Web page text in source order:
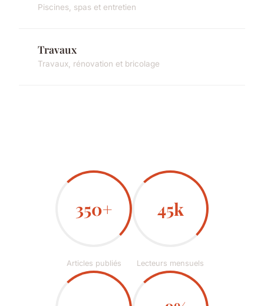
Piscines, spas et entretien
Travaux
Travaux, rénovation et bricolage
350+
Articles publiés
45k
Lecteurs mensuels